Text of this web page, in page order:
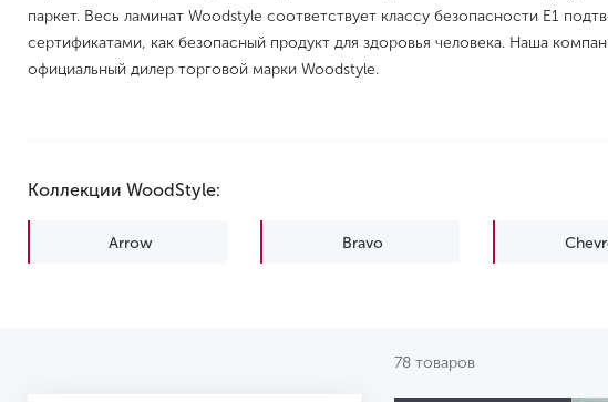
паркет. Весь ламинат Woodstyle соответствует классу безопасности Е1
сертификатами, как безопасный продукт для здоровья человека. Наша
официальный дилер торговой марки Woodstyle.
Коллекции WoodStyle:
Arrow Bravo
78 товаров